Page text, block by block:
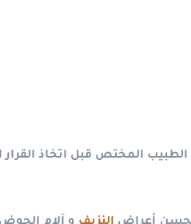
المختص قبل اتخاذ القرار